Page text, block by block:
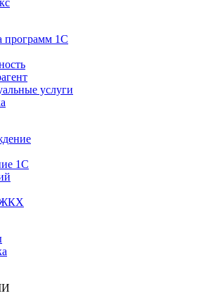
программ 1С
услуги
1С
ЖКХ